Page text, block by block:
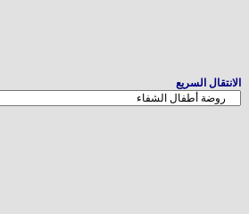
الانتقال السريع